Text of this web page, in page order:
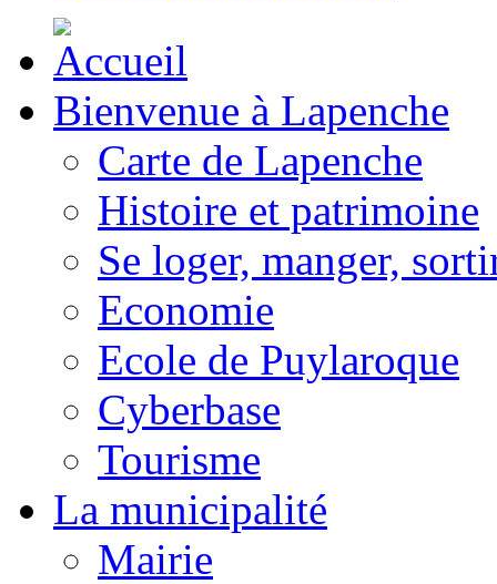
Bienvenue à Lapenche
Carte de Lapenche
Histoire et patrimoine
Se loger, manger,
Economie
Ecole de Puylaroque
Cyberbase
Tourisme
La municipalité
Mairie